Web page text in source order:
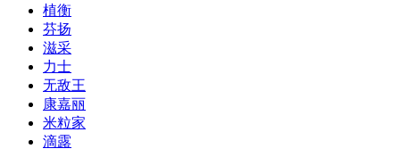
植衡
芬扬
滋采
力士
无敌王
康嘉丽
米粒家
滴露